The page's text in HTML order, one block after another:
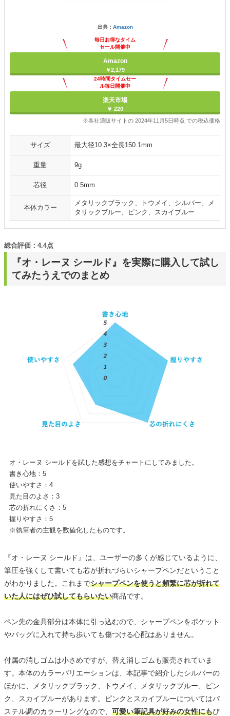
出典： Amazon
毎日お得なタイム
セール開催中
Amazon
￥2,179
24時間タイムセー
ル毎日開催中
楽天市場
￥ 220
※各社通販サイトの 2024年11月5日時点 での税込価格
サイズ 最大径10.3×全長150.1mm
重量 9g
芯径 0.5mm
本体カラー
メタリックブラック、トウメイ、シルバー、メ
タリックブルー、ピンク、スカイブルー
『オ・レーヌ シールド』を実際に購入して試し
てみたうえでのまとめ
総合評価：4.4点
オ・レーヌ シールドを試した感想をチャートにしてみました。
書き心地：5
使いやすさ：4
見た目のよさ：3
芯の折れにくさ：5
握りやすさ：5
※執筆者の主観を数値化したものです。
『オ・レーヌ シールド』は、ユーザーの多くが感じているように、
筆圧を強くして書いても芯が折れづらいシャープペンだということ
がわかりました。これまでシャープペンを使うと頻繁に芯が折れて
いた人にはぜひ試してもらいたい商品です。
ペン先の金具部分は本体に引っ込むので、シャープペンをポケット
やバッグに入れて持ち歩いても傷つける心配はありません。
付属の消しゴムは小さめですが、替え消しゴムも販売されていま
す。本体のカラーバリエーションは、本記事で紹介したシルバーの
ほかに、メタリックブラック、トウメイ、メタリックブルー、ピン
ク、スカイブルーがあります。ピンクとスカイブルーについてはパ
ステル調のカラーリングなので、 可愛い筆記具が好みの女性にもぴ